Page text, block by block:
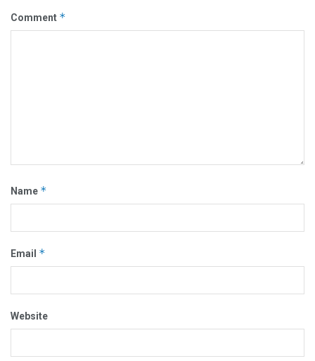
Comment *
Name *
Email *
Website